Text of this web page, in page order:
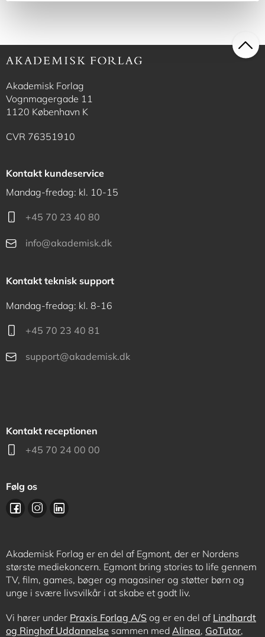
Akademisk Forlag
Vognmagergade 11
1120 København K
CVR 76351910
Kontakt kundeservice
Mandag-fredag: kl. 10-15
+45 70 23 40 80
info@akademisk.dk
Kontakt teknisk support
Mandag-fredag: kl. 8-16
+45 70 23 40 81
support@akademisk.dk
Kontakt receptionen
+45 70 24 00 00
Følg os
Akademisk Forlag er en del af Egmont, der er Nordens
største mediekoncern. Egmont bring stories to life gennem
TV, film, games, bøger og magasiner og støtter børn og
unge i svære livsvilkår i at skabe et godt liv.
Vi hører under Praxis Forlag A/S og er en del af Lindhardt
og Ringhof Uddannelse sammen med Alinea, GoTutor,